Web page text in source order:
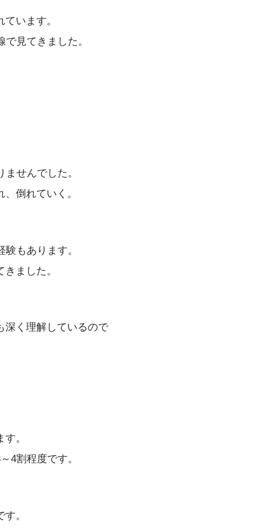
います。
見てきました。
せんでした。
倒れていく。
もあります。
ました。
深く理解しているので
。
4割程度です。
。